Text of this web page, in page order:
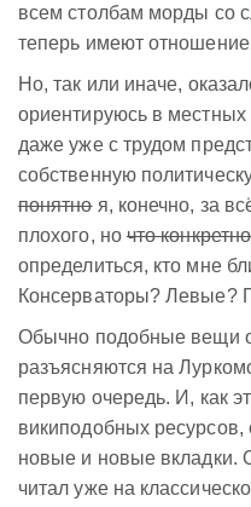
всем столбам морды со
теперь имеют
Но, так или иначе,
ориентируюсь в местных
даже уже с трудом
собственную
понятноя, конечно, за
плохого, но что конкретно
определиться, кто мне
Консерваторы? Левые?
Обычно подобные вещи
разъясняются на
первую очередь. И, как
википодобных ресурсов,
новые и новые вкладки.
читал уже на